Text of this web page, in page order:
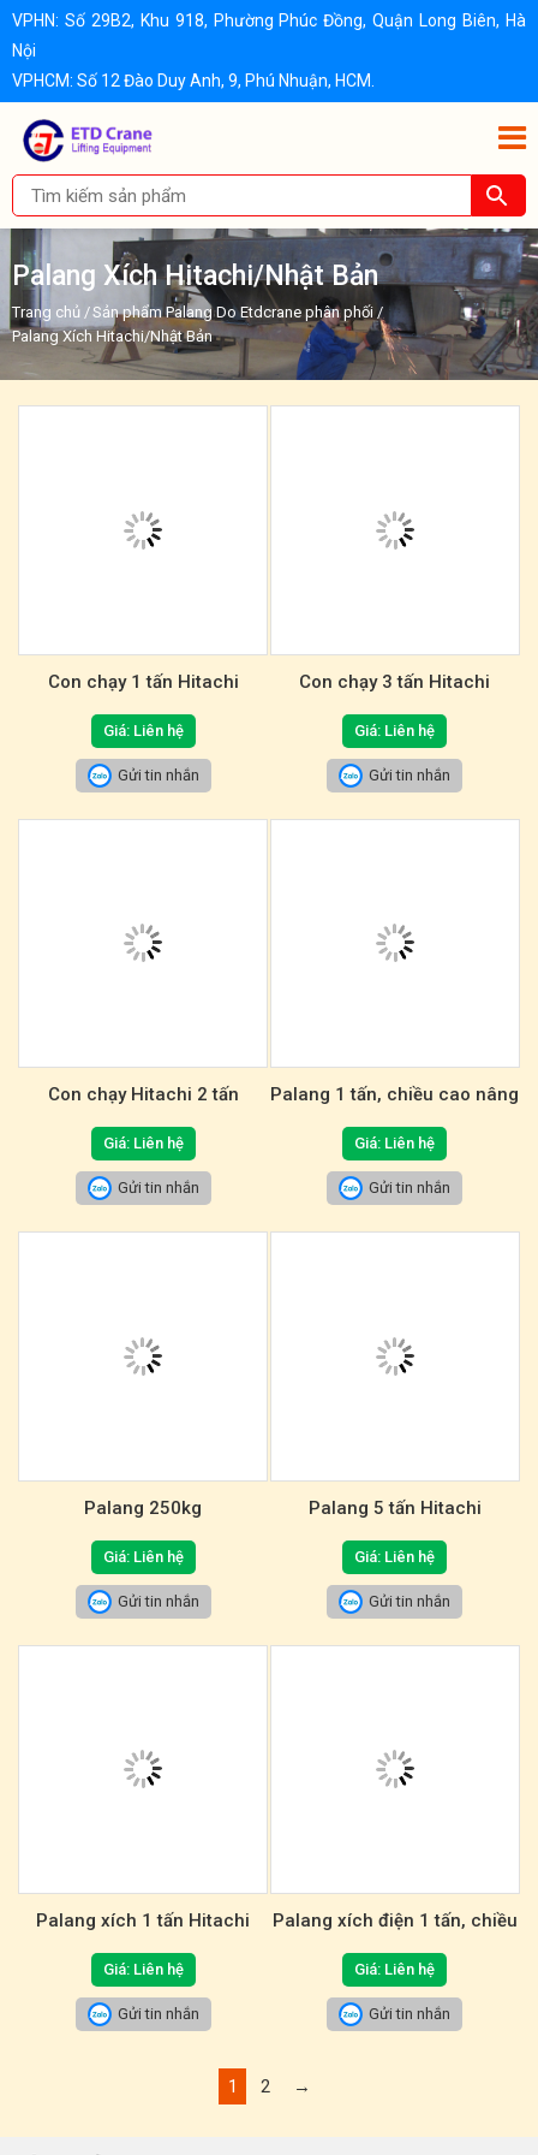
VPHN: Số 29B2, Khu 918, Phường Phúc Đồng, Quận Long Biên, Hà
Nội
VPHCM: Số 12 Đào Duy Anh, 9, Phú Nhuận, HCM.
Palang Xích Hitachi/Nhật Bản
Trang chủ /Sản phẩm Palang Do Etdcrane phân phối /
Palang Xích Hitachi/Nhật Bản
Con chạy 1 tấn Hitachi
Giá: Liên hệ
Gửi tin nhắn
Con chạy 3 tấn Hitachi
Giá: Liên hệ
Gửi tin nhắn
Con chạy Hitachi 2 tấn
Giá: Liên hệ
Gửi tin nhắn
Palang 1 tấn, chiều cao nâng
Giá: Liên hệ
Gửi tin nhắn
Palang 250kg
Giá: Liên hệ
Gửi tin nhắn
Palang 5 tấn Hitachi
Giá: Liên hệ
Gửi tin nhắn
Palang xích 1 tấn Hitachi
Giá: Liên hệ
Gửi tin nhắn
Palang xích điện 1 tấn, chiều
Giá: Liên hệ
Gửi tin nhắn
1 2 →